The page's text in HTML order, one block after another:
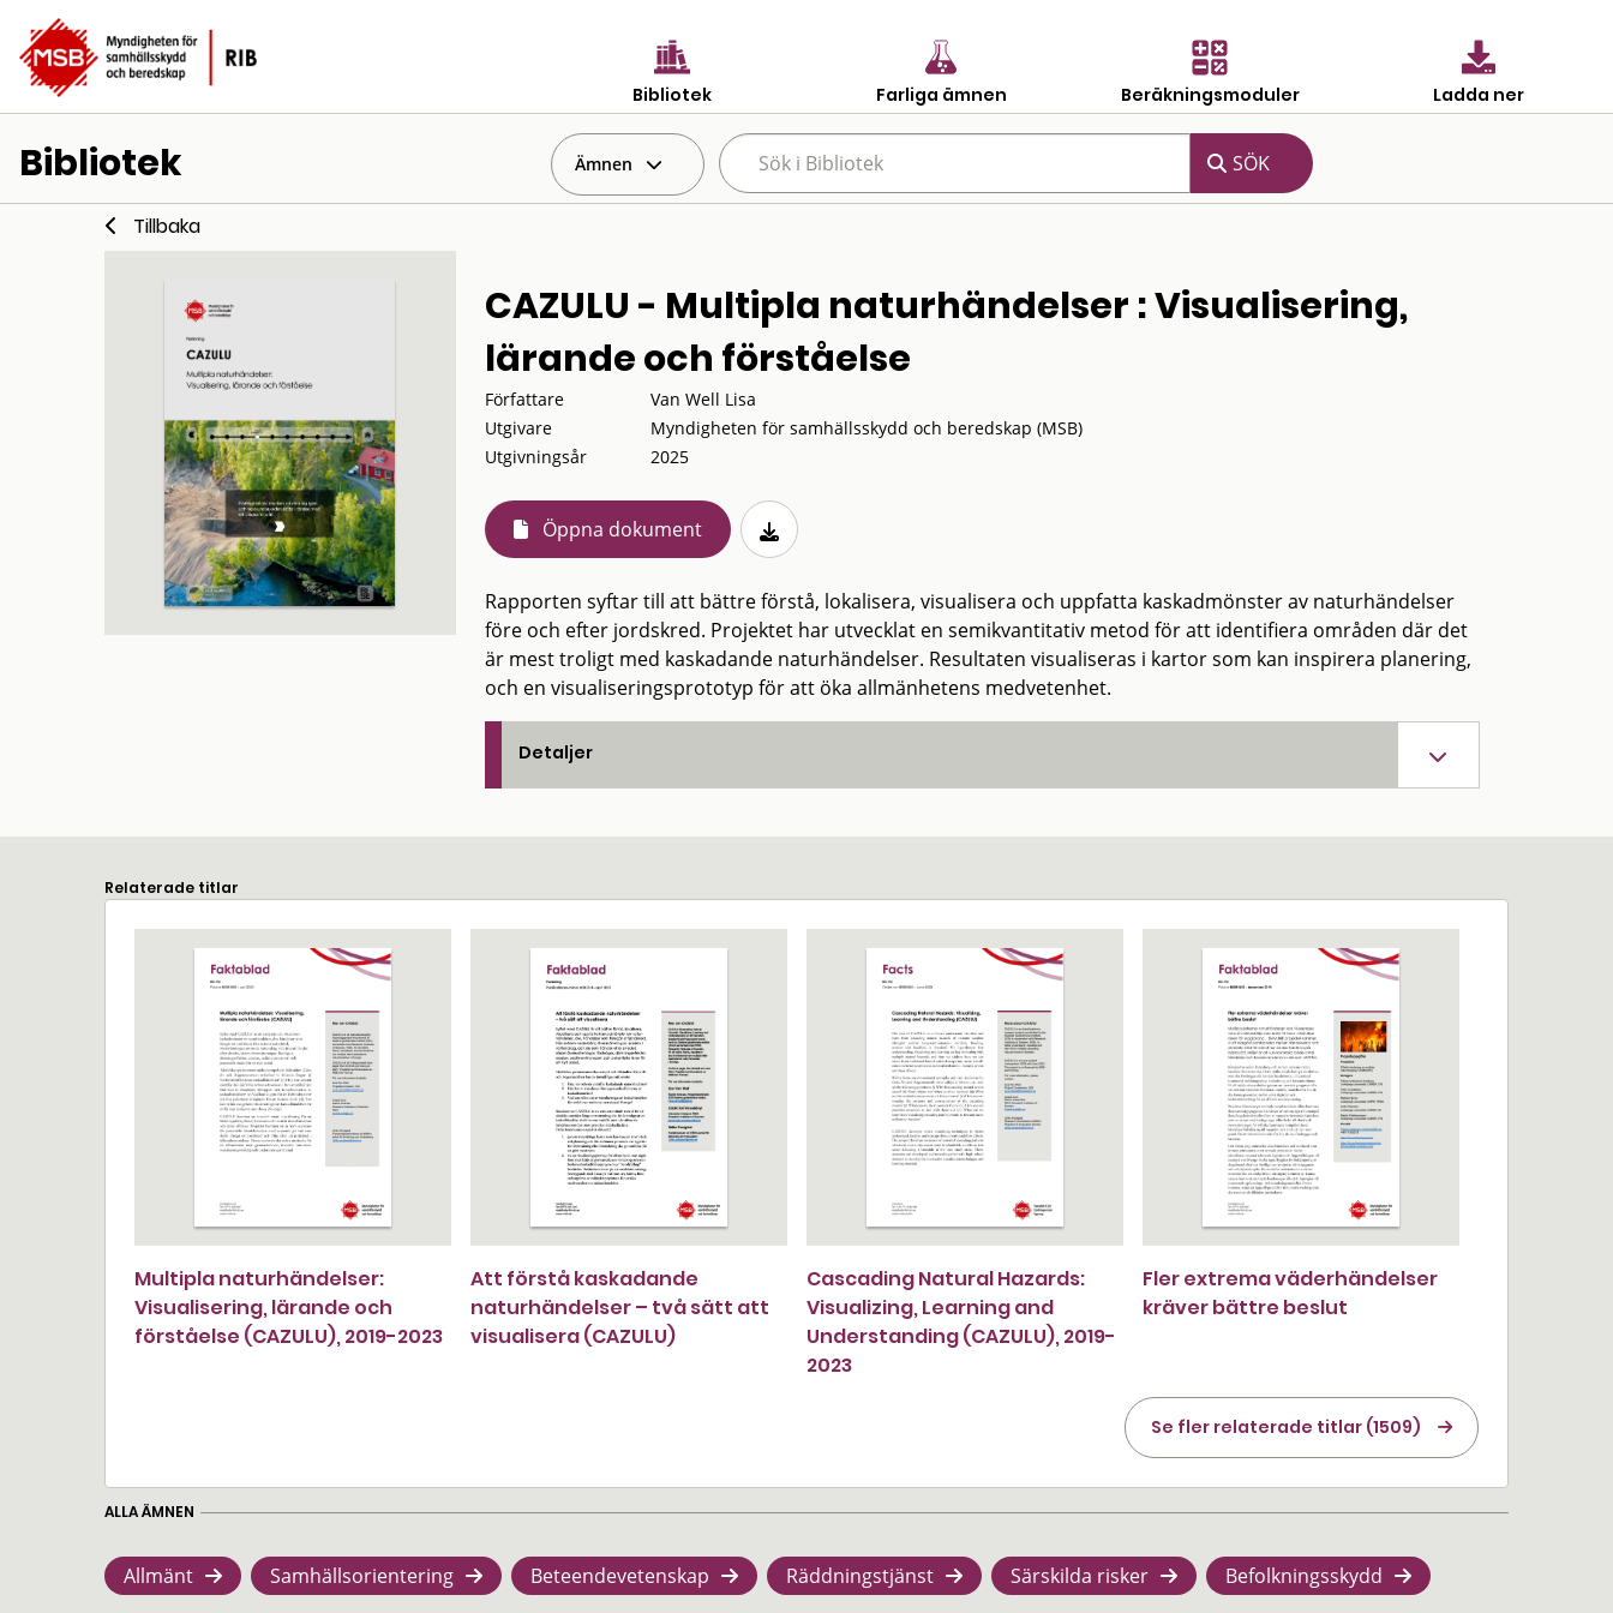
Bibliotek Farliga ämnen Beräkningsmoduler Ladda ner
Bibliotek Ämnen
Tillbaka
CAZULU - Multipla naturhändelser : Visualisering,
lärande och förståelse
Författare
Van Well Lisa
Utgivare
Myndigheten för samhällsskydd och beredskap (MSB)
Utgivningsår
2025
Öppna dokument
Rapporten syftar till att bättre förstå, lokalisera, visualisera och uppfatta kaskadmönster av naturhändelser
före och efter jordskred. Projektet har utvecklat en semikvantitativ metod för att identifiera områden där det
är mest troligt med kaskadande naturhändelser. Resultaten visualiseras i kartor som kan inspirera planering,
och en visualiseringsprototyp för att öka allmänhetens medvetenhet.
Detaljer
Relaterade titlar
Multipla naturhändelser:
Visualisering, lärande och
förståelse (CAZULU), 2019-2023
Att förstå kaskadande
naturhändelser – två sätt att
visualisera (CAZULU)
Cascading Natural Hazards:
Visualizing, Learning and
Understanding (CAZULU), 2019-
2023
Fler extrema väderhändelser
kräver bättre beslut
Se fler relaterade titlar (1509)
ALLA ÄMNEN
Allmänt Samhällsorientering Beteendevetenskap Räddningstjänst Särskilda risker Befolkningsskydd